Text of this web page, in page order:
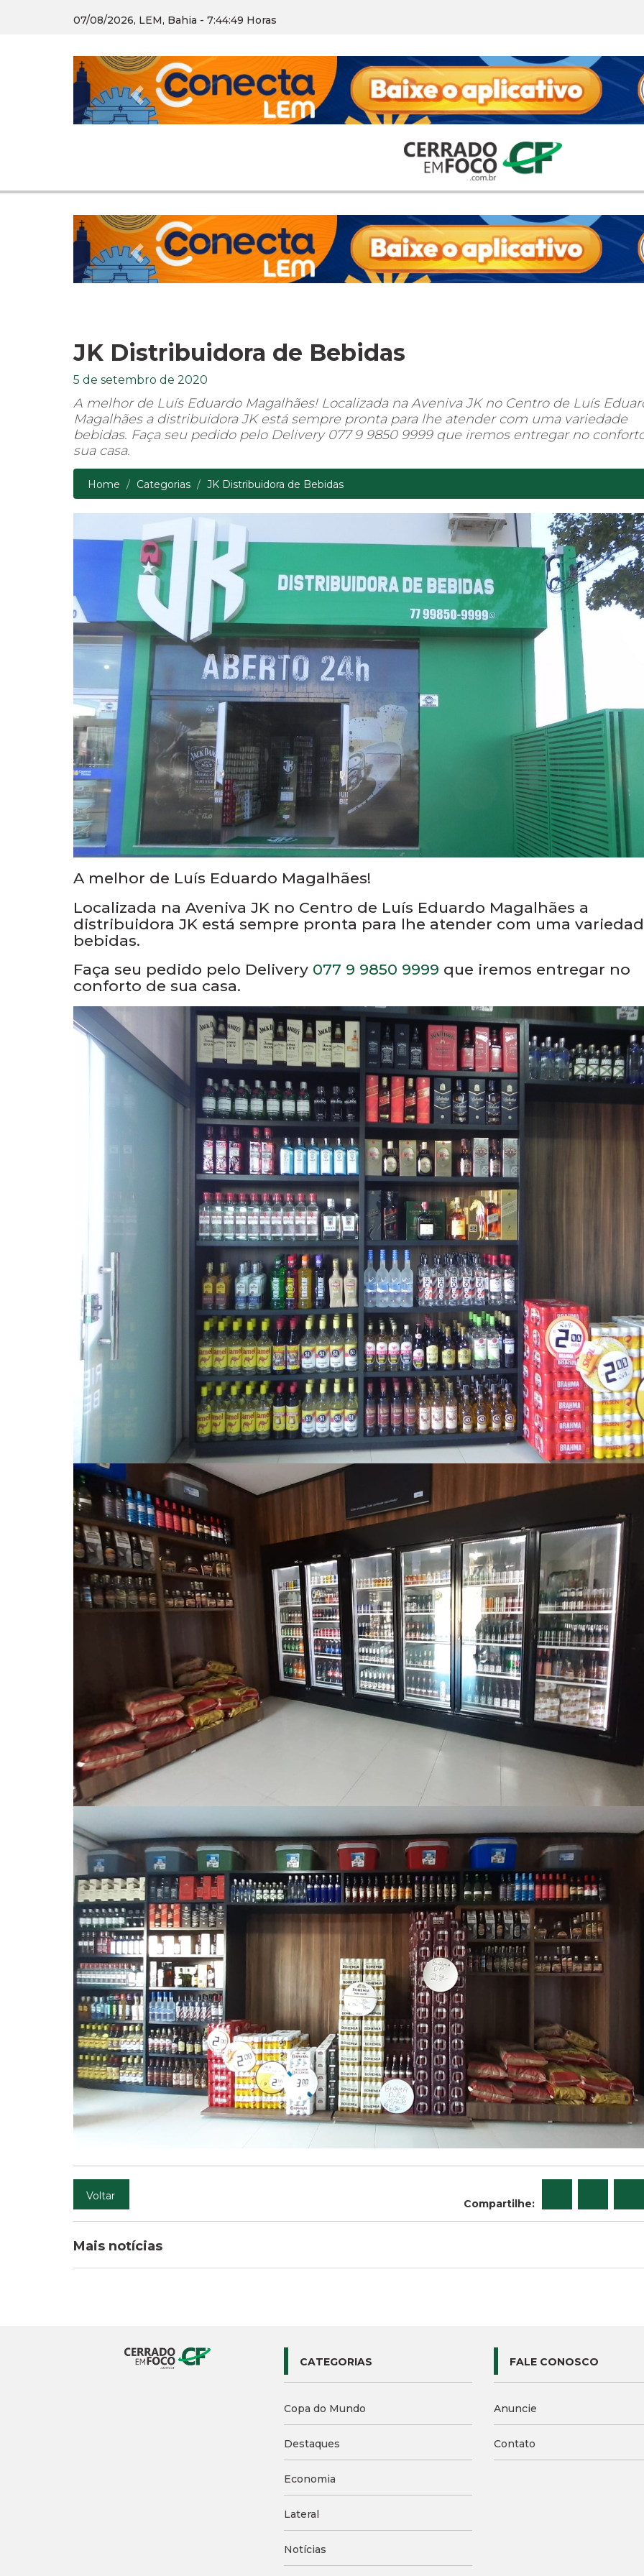
07/08/2026, LEM, Bahia - 7:44:50 Horas
Previous
Previous
JK Distribuidora de Bebidas
5 de setembro de 2020
A melhor de Luís Eduardo Magalhães! Localizada na Aveniva JK no Centro de Luís
Magalhães a distribuidora JK está sempre pronta para lhe atender com uma variedade
bebidas. Faça seu pedido pelo Delivery 077 9 9850 9999 que iremos entregar no
sua casa.
Categorias JK Distribuidora de Bebidas
A melhor de Luís Eduardo Magalhães!
Localizada na Aveniva JK no Centro de Luís Eduardo Magalhães a
distribuidora JK está sempre pronta para lhe atender com uma
bebidas.
Faça seu pedido pelo Delivery077 9 9850 9999que iremos entregar no
conforto de sua casa.
Compartilhe:
CATEGORIAS
Copa do Mundo
Destaques
Economia
FALE CONOSCO